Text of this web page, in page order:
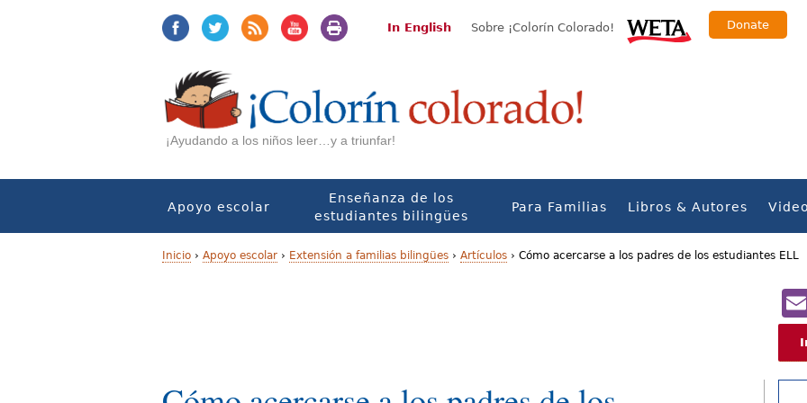
In English Sobre ¡Colorín Colorado! Donate
¡Ayudando a los niños leer…y a triunfar!
Apoyo escolar
Enseñanza de los
estudiantes bilingües
Para Familias Libros & Autores
e
Inicio › Apoyo escolar › Extensión a familias bilingües › Artículos › Cómo acercarse a los padres de los estudiantes ELL